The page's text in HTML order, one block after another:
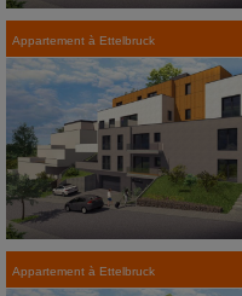
Appartement à Ettelbruck
Appartement à Ettelbruck